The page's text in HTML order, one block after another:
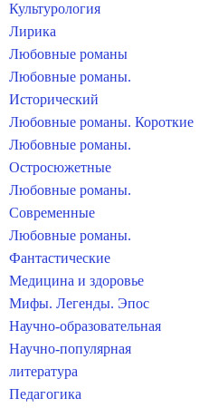
Культурология
Лирика
Любовные романы
Любовные романы.
Исторический
Любовные романы. Короткие
Любовные романы.
Остросюжетные
Любовные романы.
Современные
Любовные романы.
Фантастические
Медицина и здоровье
Мифы. Легенды. Эпос
Научно-образовательная
Научно-популярная
литература
Педагогика